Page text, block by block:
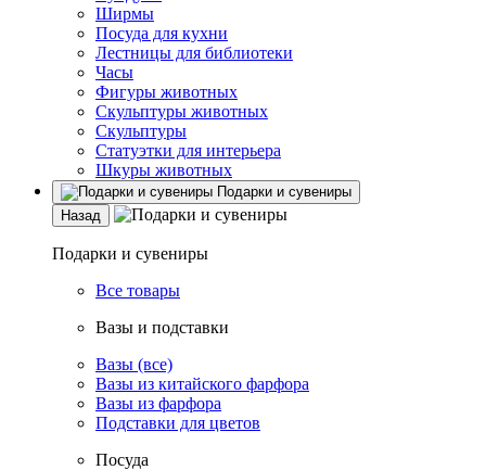
Ширмы
Посуда для кухни
Лестницы для библиотеки
Часы
Фигуры животных
Скульптуры животных
Скульптуры
Статуэтки для интерьера
Шкуры животных
Подарки и сувениры
Назад
Подарки и сувениры
Все товары
Вазы и подставки
Вазы (все)
Вазы из китайского фарфора
Вазы из фарфора
Подставки для цветов
Посуда